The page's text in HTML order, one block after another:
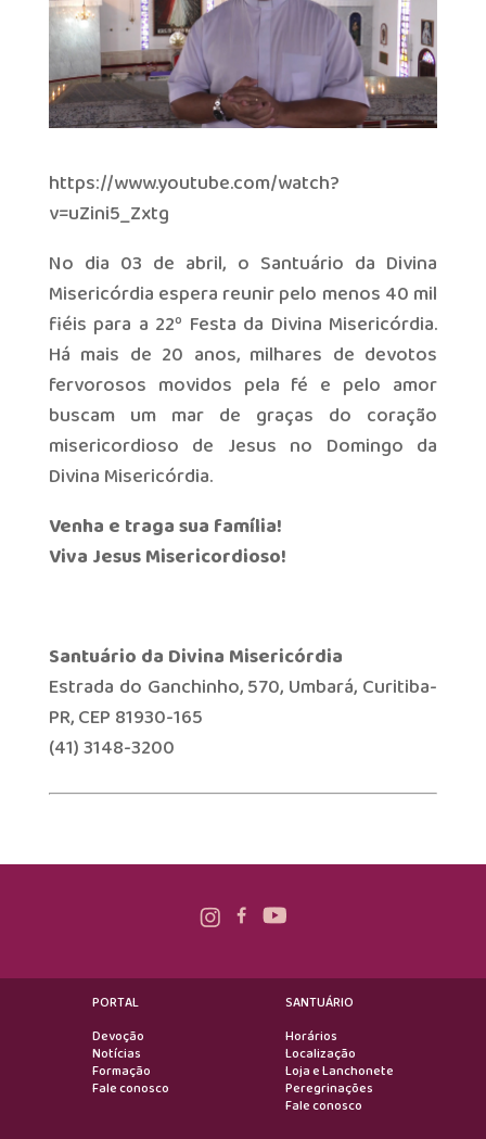
https://www.youtube.com/watch?
v=uZini5_Zxtg
No dia 03 de abril, o Santuário da Divina
Misericórdia espera reunir pelo menos 40 mil
fiéis para a 22º Festa da Divina Misericórdia.
Há mais de 20 anos, milhares de devotos
fervorosos movidos pela fé e pelo amor
buscam um mar de graças do coração
misericordioso de Jesus no Domingo da
Divina Misericórdia.
Venha e traga sua família!
Viva Jesus Misericordioso!
Santuário da Divina Misericórdia
Estrada do Ganchinho, 570, Umbará, Curitiba-
PR, CEP 81930-165
(41) 3148-3200
PORTAL
Devoção
Notícias
Formação
Fale conosco
SANTUÁRIO
Horários
Localização
Loja e Lanchonete
Peregrinações
Fale conosco